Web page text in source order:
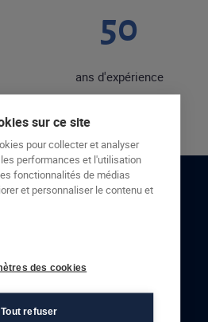
50
ans d'expérience
EN CONTACT
sur ce site
pour collecter et analyser
performances et l'utilisation
fonctionnalités de médias
et personnaliser le contenu et
des cookies
Tout refuser